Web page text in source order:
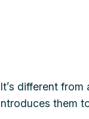
different
them